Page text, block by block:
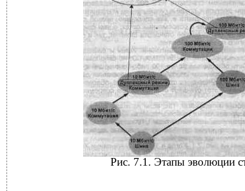
Рис. 7.1. Этапы эволюции